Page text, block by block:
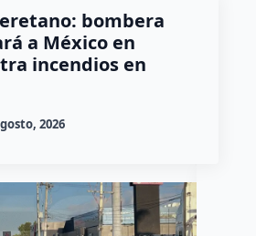
bombera
a México en
incendios en
2026